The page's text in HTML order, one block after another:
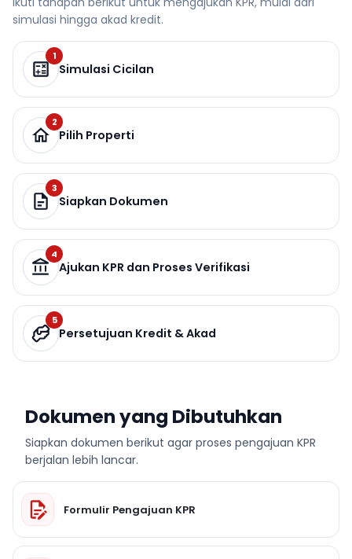
simulasi hingga akad kredit.
1
Simulasi Cicilan
2
Pilih Properti
3
Siapkan Dokumen
4
Ajukan KPR dan Proses Verifikasi
5
Persetujuan Kredit & Akad
Dokumen yang Dibutuhkan
Siapkan dokumen berikut agar proses pengajuan KPR
berjalan lebih lancar.
Formulir Pengajuan KPR